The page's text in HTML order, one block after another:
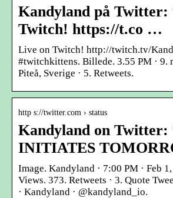
Kandyland på Twitter:
Twitch! https://t.co …
Live on Twitch! http://twitch.tv/
#twitchkittens. Billede. 3.55 PM · 9.
Piteå, Sverige · 5. Retweets.
http s://twitter.com › status
Kandyland on Twitter:
INITIATES
Image. Kandyland · 7:00 PM · Feb
Views. 373. Retweets · 3. Quote
· Kandyland · @kandyland_io.